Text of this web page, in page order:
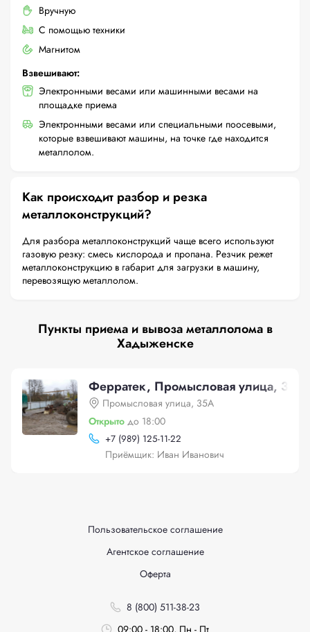
Вручную
С помощью техники
Магнитом
Взвешивают:
Электронными весами или машинными весами на
площадке приема
Электронными весами или специальными поосевыми,
которые взвешивают машины, на точке где находится
металлолом.
Как происходит разбор и резка
металлоконструкций?
Для разбора металлоконструкций чаще всего используют
газовую резку: смесь кислорода и пропана. Резчик режет
металлоконструкцию в габарит для загрузки в машину,
перевозящую металлолом.
Пункты приема и вывоза металлолома в
Хадыженске
Ферратек, Промысловая улица, 35А
Промысловая улица, 35А
Открыто до 18:00
+7 (989) 125-11-22
Приёмщик: Иван Иванович
Пользовательское соглашение
Агентское соглашение
Оферта
8 (800) 511-38-23
09:00 - 18:00, Пн - Пт